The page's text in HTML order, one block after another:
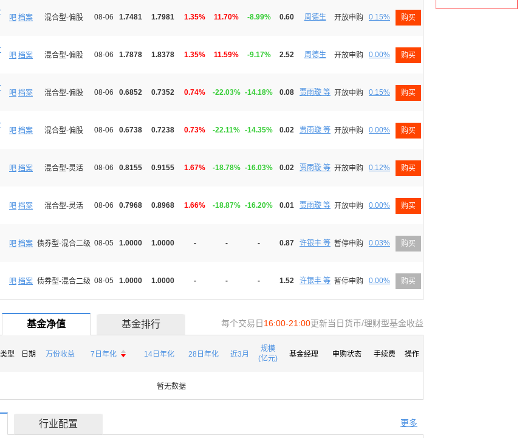
吧 档案 混合型-偏股 08-06 1.7481 1.7981 1.35% 11.70% -8.99% 0.60 周德生 开放申购 0.15% 购买
吧 档案 混合型-偏股 08-06 1.7878 1.8378 1.35% 11.59% -9.17% 2.52 周德生 开放申购 0.00% 购买
吧 档案 混合型-偏股 08-06 0.6852 0.7352 0.74% -22.03% -14.18% 0.08 贾雨璇 等 开放申购 0.15% 购买
吧 档案 混合型-偏股 08-06 0.6738 0.7238 0.73% -22.11% -14.35% 0.02 贾雨璇 等 开放申购 0.00% 购买
吧 档案 混合型-灵活 08-06 0.8155 0.9155 1.67% -18.78% -16.03% 0.02 贾雨璇 等 开放申购 0.12% 购买
吧 档案 混合型-灵活 08-06 0.7968 0.8968 1.66% -18.87% -16.20% 0.01 贾雨璇 等 开放申购 0.00% 购买
吧 档案 债券型-混合二级 08-05 1.0000 1.0000 - - - 0.87 许银丰 等 暂停申购 0.03% 购买
吧 档案 债券型-混合二级 08-05 1.0000 1.0000 - - - 1.52 许银丰 等 暂停申购 0.00% 购买
基金净值 基金排行 每个交易日 16:00-21:00更新当日货币/理财型基金收益
类型 日期 万份收益 7日年化 
 14日年化 28日年化 近3月
规模
(亿元)
基金经理 申购状态 手续费 操作
暂无数据
行业配置 更多